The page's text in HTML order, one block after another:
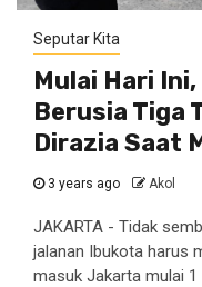
Seputar Kita
Mulai Hari
Berusia Tiga
Dirazia Saat
3 years ago Akol
JAKARTA - Tidak
jalanan Ibukota harus
masuk Jakarta mulai 1